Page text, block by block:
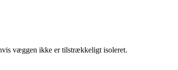
væggen ikke er tilstrækkeligt isoleret.